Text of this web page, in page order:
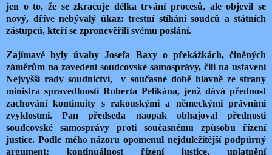
jen o to, že se zkracuje délka trvání procesů, ale objevil se
nový, dříve nebývalý úkaz: trestní stíhání soudců a státních
zástupců, kteří se zpronevěřili svému poslání.
Zajímavé byly úvahy Josefa Baxy o překážkách, činěných
záměrům na zavedení soudcovské samosprávy, čili na ustavení
Nejvyšší rady soudnictví, v současné době hlavně ze strany
ministra spravedlnosti Roberta Pelikána, jenž dává přednost
zachování kontinuity s rakouskými a německými právními
zvyklostmi. Pan předseda naopak obhajoval přednosti
soudcovské samosprávy proti současnému způsobu řízení
justice. Podle mého názoru opomenul nejdůležitější podpůrný
argument: kontinuálnost řízení justice, uplatnění